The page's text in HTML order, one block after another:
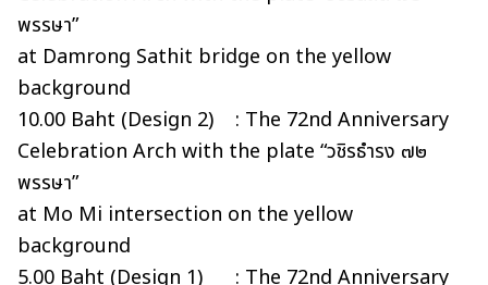
พรรษา”
at Damrong Sathit bridge on the yellow
background
10.00 Baht (Design 2) : The 72nd Anniversary
Celebration Arch with the plate “วชิรธำรง ๗๒
พรรษา”
at Mo Mi intersection on the yellow
background
5.00 Baht (Design 1) : The 72nd Anniversary